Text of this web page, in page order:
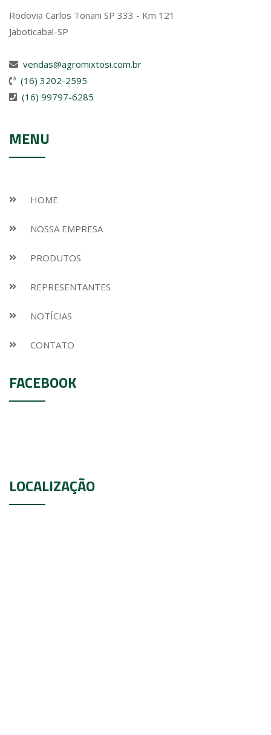
Rodovia Carlos Tonani SP 333 - Km 121
Jaboticabal-SP
vendas@agromixtosi.com.br
(16) 3202-2595
(16) 99797-6285
MENU
HOME
NOSSA EMPRESA
PRODUTOS
REPRESENTANTES
NOTÍCIAS
CONTATO
FACEBOOK
LOCALIZAÇÃO